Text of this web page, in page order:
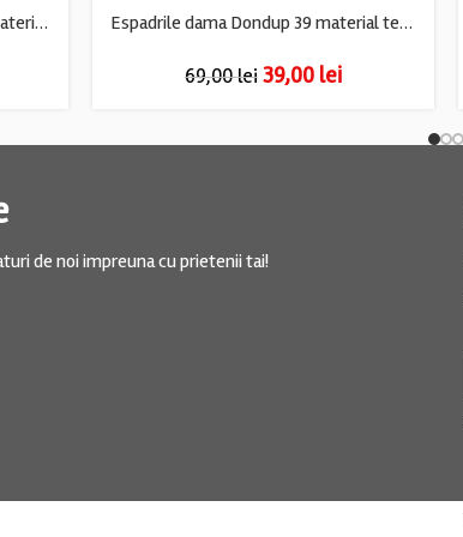
Espadrile dama Atmosphere 39 material textil , gri Espadrile dama Dondup 39 material textil , albastru
69,00lei 39,00 lei
de noi impreuna cu prietenii tai!